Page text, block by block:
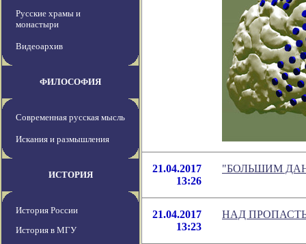
Русские храмы и
монастыри
Видеоархив
ФИЛОСОФИЯ
Современная русская мысль
Искания и размышления
ИСТОРИЯ
История России
История в МГУ
21.04.2017
13:26
"БОЛЬШИМ
21.04.2017
13:23
НАД